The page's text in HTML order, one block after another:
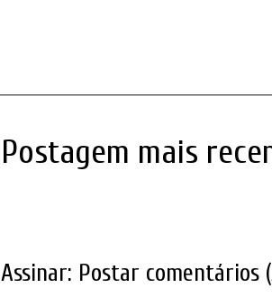
Postagem mais
Assinar: Postar comentários